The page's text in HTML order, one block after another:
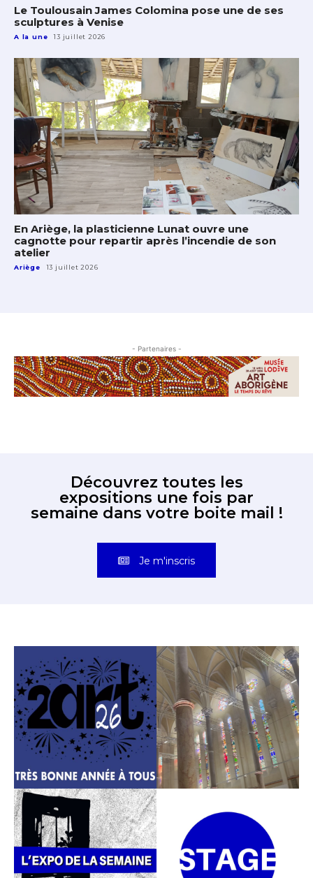
Le Toulousain James Colomina pose une de ses
sculptures à Venise
A la une 13 juillet 2026
En Ariège, la plasticienne Lunat ouvre une
cagnotte pour repartir après l’incendie de son
atelier
Ariège 13 juillet 2026
- Partenaires -
Découvrez toutes les
expositions une fois par
semaine dans votre boite mail !
Je m'inscris